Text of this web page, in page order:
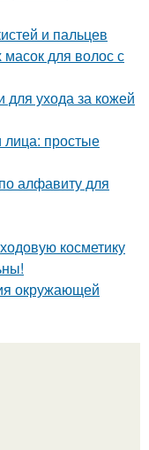
и пальцев
для волос с
ухода за кожей
простые
алфавиту для
косметику
окружающей